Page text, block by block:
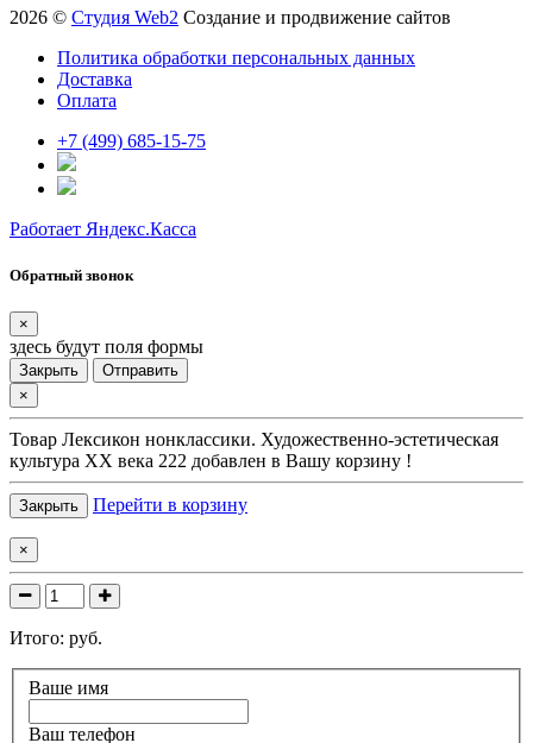
2026 © Студия Web2 Создание и продвижение сайтов
Политика обработки персональных данных
Доставка
Оплата
+7 (499) 685-15-75
Работает Яндекс.Касса
Обратный звонок
×
здесь будут поля формы
Закрыть
Отправить
×
Товар Лексикон нонклассики. Художественно-эстетическая
культура XX века 222 добавлен в Вашу корзину !
Закрыть Перейти в корзину
×
Итого: руб.
Ваше имя
Ваш телефон